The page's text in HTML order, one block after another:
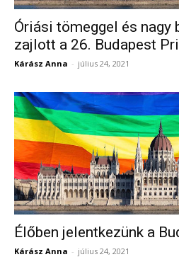
Óriási tömeggel és nagy
zajlott a 26. Budapest
Kárász Anna - július 24, 2021
Élőben jelentkezünk a
Kárász Anna - július 24, 2021